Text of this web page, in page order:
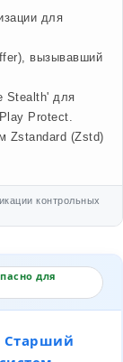
для
вызывавший
Stealth' для
Protect.
Zstandard (Zstd)
контрольных
для
Старший